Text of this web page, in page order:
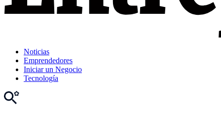
Noticias
Emprendedores
Iniciar un Negocio
Tecnología